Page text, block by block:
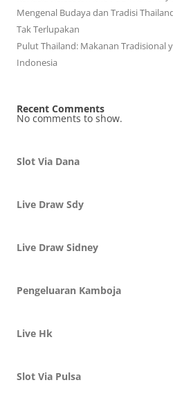
Mengenal Budaya dan Tradisi
Tak Terlupakan
Pulut Thailand: Makanan Tradisional
Indonesia
Recent Comments
No comments to show.
Slot Via Dana
Live Draw Sdy
Live Draw Sidney
Pengeluaran Kamboja
Live Hk
Slot Via Pulsa